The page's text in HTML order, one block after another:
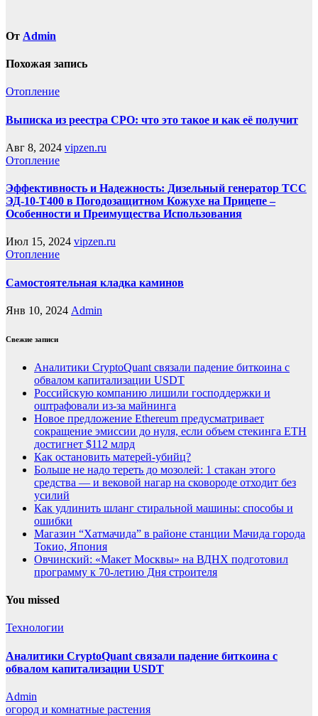
От Admin
Похожая запись
Отопление
Выписка из реестра СРО: что это такое и как её получит
Авг 8, 2024 vipzen.ru
Отопление
Эффективность и Надежность: Дизельный генератор ТСС
ЭД-10-Т400 в Погодозащитном Кожухе на Прицепе –
Особенности и Преимущества Использования
Июл 15, 2024 vipzen.ru
Отопление
Самостоятельная кладка каминов
Янв 10, 2024 Admin
Свежие записи
Аналитики CryptoQuant связали падение биткоина с
обвалом капитализации USDT
Российскую компанию лишили господдержки и
оштрафовали из-за майнинга
Новое предложение Ethereum предусматривает
сокращение эмиссии до нуля, если объем стекинга ETH
достигнет $112 млрд
Как остановить матерей-убийц?
Больше не надо тереть до мозолей: 1 стакан этого
средства — и вековой нагар на сковороде отходит без
усилий
Как удлинить шланг стиральной машины: способы и
ошибки
Магазин “Хатмачида” в районе станции Мачида города
Токио, Япония
Овчинский: «Макет Москвы» на ВДНХ подготовил
программу к 70-летию Дня строителя
You missed
Технологии
Аналитики CryptoQuant связали падение биткоина с
обвалом капитализации USDT
Admin
огород и комнатные растения